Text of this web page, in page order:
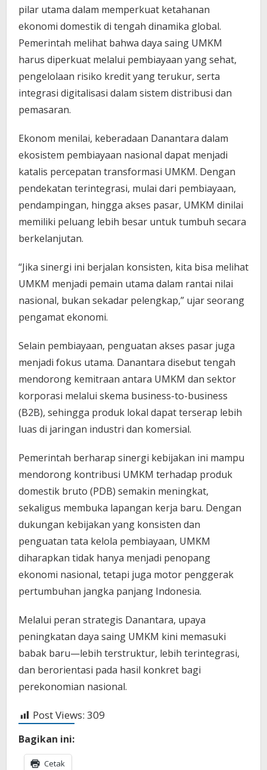
pilar utama dalam memperkuat ketahanan
ekonomi domestik di tengah dinamika global.
Pemerintah melihat bahwa daya saing UMKM
harus diperkuat melalui pembiayaan yang sehat,
pengelolaan risiko kredit yang terukur, serta
integrasi digitalisasi dalam sistem distribusi dan
pemasaran.
Ekonom menilai, keberadaan Danantara dalam
ekosistem pembiayaan nasional dapat menjadi
katalis percepatan transformasi UMKM. Dengan
pendekatan terintegrasi, mulai dari pembiayaan,
pendampingan, hingga akses pasar, UMKM dinilai
memiliki peluang lebih besar untuk tumbuh secara
berkelanjutan.
“Jika sinergi ini berjalan konsisten, kita bisa melihat
UMKM menjadi pemain utama dalam rantai nilai
nasional, bukan sekadar pelengkap,” ujar seorang
pengamat ekonomi.
Selain pembiayaan, penguatan akses pasar juga
menjadi fokus utama. Danantara disebut tengah
mendorong kemitraan antara UMKM dan sektor
korporasi melalui skema business-to-business
(B2B), sehingga produk lokal dapat terserap lebih
luas di jaringan industri dan komersial.
Pemerintah berharap sinergi kebijakan ini mampu
mendorong kontribusi UMKM terhadap produk
domestik bruto (PDB) semakin meningkat,
sekaligus membuka lapangan kerja baru. Dengan
dukungan kebijakan yang konsisten dan
penguatan tata kelola pembiayaan, UMKM
diharapkan tidak hanya menjadi penopang
ekonomi nasional, tetapi juga motor penggerak
pertumbuhan jangka panjang Indonesia.
Melalui peran strategis Danantara, upaya
peningkatan daya saing UMKM kini memasuki
babak baru—lebih terstruktur, lebih terintegrasi,
dan berorientasi pada hasil konkret bagi
perekonomian nasional.
Post Views: 309
Bagikan ini:
Cetak